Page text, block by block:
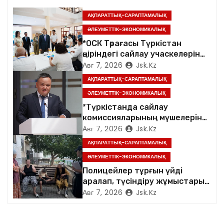
о
з
а
п
и
с
я
м
АҚПАРАТТЫҚ-САРАПТАМАЛЫҚ
ӘЛЕУМЕТТІК-ЭКОНОМИКАЛЫҚ
*ОСК Төрағасы Түркістан
өңіріндегі сайлау учаскелерін
аралады*
Авг 7, 2026 Jsk.kz
АҚПАРАТТЫҚ-САРАПТАМАЛЫҚ
ӘЛЕУМЕТТІК-ЭКОНОМИКАЛЫҚ
*Түркістанда сайлау
комиссияларының мүшелеріне
арналған семинар өтті*
Авг 7, 2026 Jsk.kz
АҚПАРАТТЫҚ-САРАПТАМАЛЫҚ
ӘЛЕУМЕТТІК-ЭКОНОМИКАЛЫҚ
Полицейлер тұрғын үйді
аралап, түсіндіру жұмыстарын
жүргізді
Авг 7, 2026 Jsk.kz